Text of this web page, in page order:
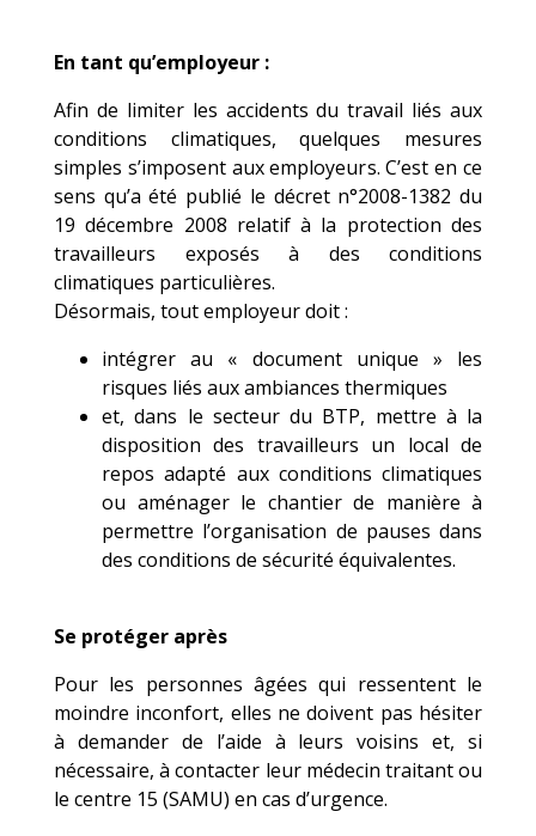
En tant qu’employeur :
Afin de limiter les accidents du travail liés aux
conditions climatiques, quelques mesures
simples s’imposent aux employeurs. C’est en ce
sens qu’a été publié le décret n°2008-1382 du
19 décembre 2008 relatif à la protection des
travailleurs exposés à des conditions
climatiques particulières.
Désormais, tout employeur doit :
intégrer au « document unique » les
risques liés aux ambiances thermiques
et, dans le secteur du BTP, mettre à la
disposition des travailleurs un local de
repos adapté aux conditions climatiques
ou aménager le chantier de manière à
permettre l’organisation de pauses dans
des conditions de sécurité équivalentes.
Se protéger après
Pour les personnes âgées qui ressentent le
moindre inconfort, elles ne doivent pas hésiter
à demander de l’aide à leurs voisins et, si
nécessaire, à contacter leur médecin traitant ou
le centre 15 (SAMU) en cas d’urgence.